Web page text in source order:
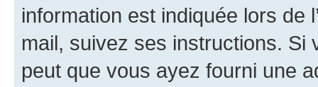
information est indiquée lors de
mail, suivez ses instructions. Si
peut que vous ayez fourni une